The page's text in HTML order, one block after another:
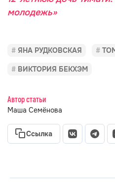
молодежь»
ЯНА РУДКОВСКАЯ
ВИКТОРИЯ БЕКХЭМ
Автор статьи
Маша Семёнова
Ссылка